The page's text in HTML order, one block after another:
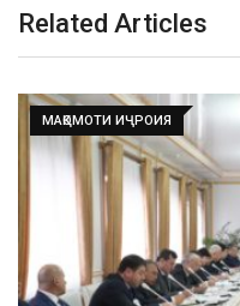
Related Articles
Ҳакимзода Рустам
04.07.2024